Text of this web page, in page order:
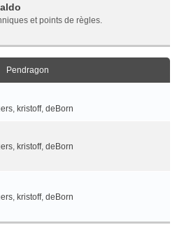
et points de règles.
Pendragon
, kristoff, deBorn
, kristoff, deBorn
, kristoff, deBorn